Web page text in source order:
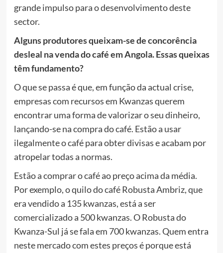
grande impulso para o desenvolvimento deste
sector.
Alguns produtores queixam-se de concorência
desleal na venda do café em Angola. Essas queixas
têm fundamento?
O que se passa é que, em função da actual crise,
empresas com recursos em Kwanzas querem
encontrar uma forma de valorizar o seu dinheiro,
lançando-se na compra do café. Estão a usar
ilegalmente o café para obter divisas e acabam por
atropelar todas a normas.
Estão a comprar o café ao preço acima da média.
Por exemplo, o quilo do café Robusta Ambriz, que
era vendido a 135 kwanzas, está a ser
comercializado a 500 kwanzas. O Robusta do
Kwanza-Sul já se fala em 700 kwanzas. Quem entra
neste mercado com estes preços é porque está